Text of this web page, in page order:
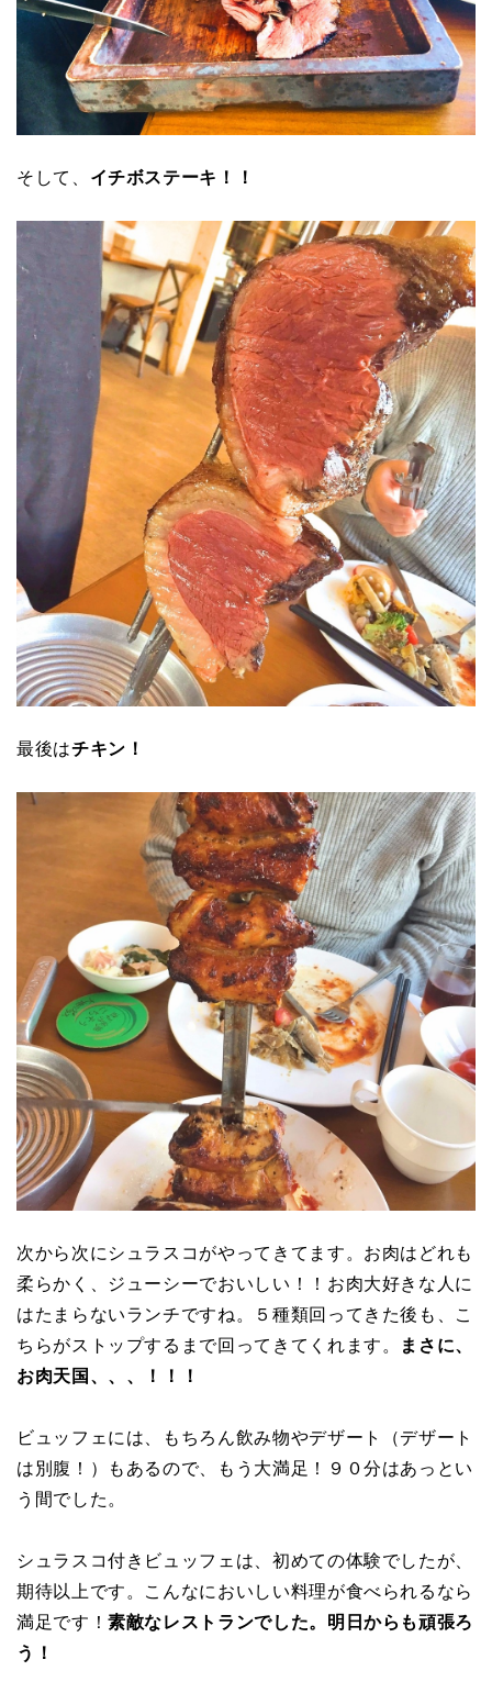
そして、 イチボステーキ！！
最後はチキン！
次から次にシュラスコがやってきてます。お肉はどれも
柔らかく、ジューシーでおいしい！！お肉大好きな人に
はたまらないランチですね。５種類回ってきた後も、こ
ちらがストップするまで回ってきてくれます。
まさに、
お肉天国、、、！！！
ビュッフェには、もちろん飲み物やデザート（デザート
は別腹！）もあるので、もう大満足！９０分はあっとい
う間でした。
シュラスコ付きビュッフェは、初めての体験でしたが、
期待以上です。こんなにおいしい料理が食べられるなら
満足です！素敵なレストランでした。明日からも頑張ろ
う！